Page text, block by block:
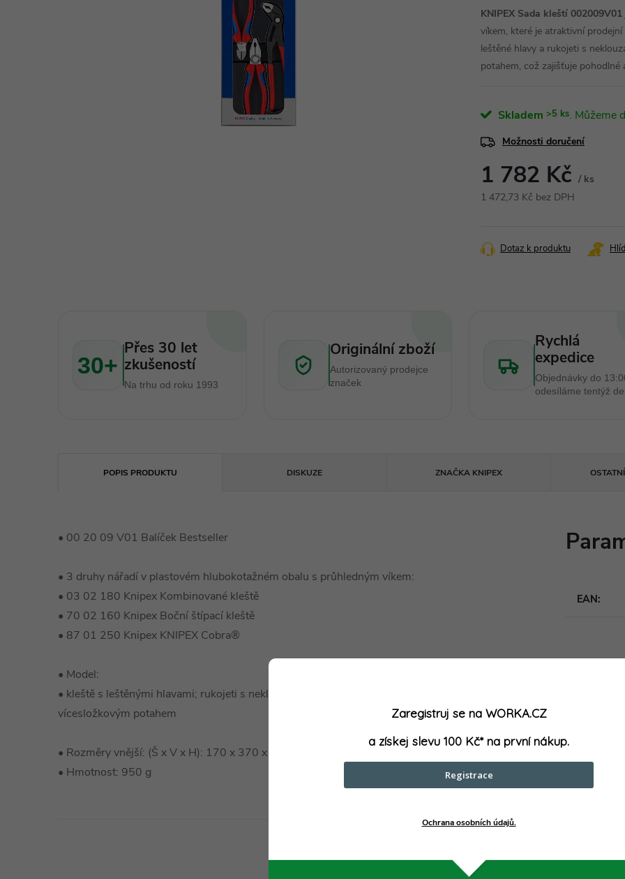
KNIPEX Sada kleští 002009V01
víkem, které je atraktivní
leštěné hlavy a rukojeti s
potahem, což zajišťuje pohodlné
Skladem >5 ks
Možnosti doručení
1 782 Kč / ks
1 472,73 Kč bez DPH
Dotaz k produktu
30+
Přes 30 let
zkušeností
Na trhu od roku 1993
Originální zboží
Autorizovaný prodejce
značek
Rychlá
expedice
Objednávky do
odesíláme tentýž
POPIS PRODUKTU DISKUZE ZNAČKA KNIPEX
• 00 20 09 V01 Balíček Bestseller
• 3 druhy nářadí v plastovém hlubokotažném obalu s průhledným víkem:
• 03 02 180 Knipex Kombinované kleště
• 70 02 160 Knipex Boční štípací kleště
• 87 01 250 Knipex KNIPEX Cobra®
• Model:
• kleště s leštěnými hlavami; rukojeti s neklouzavým plastem nebo dvoubarevným
vícesložkovým potahem
• Rozměry vnější: (Š x V x H): 170 x 370 x 40 mm
• Hmotnost: 950 g
EAN:
Zaregistruj se na WORKA.CZ
a získej slevu 100 Kč* na první nákup.
Registrace
Ochrana osobních údajů.